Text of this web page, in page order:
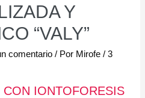
Y
“VALY”
comentario / Por Mirofe / 3
CON IONTOFORESIS